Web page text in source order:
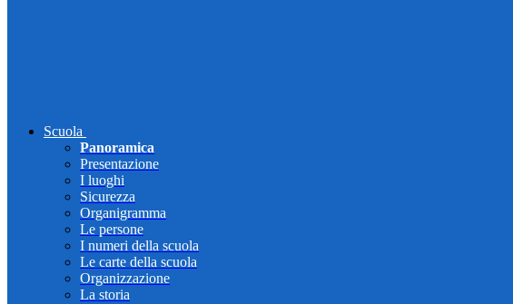
Scuola
Panoramica
Presentazione
I luoghi
Sicurezza
Organigramma
Le persone
I numeri della scuola
Le carte della scuola
Organizzazione
La storia